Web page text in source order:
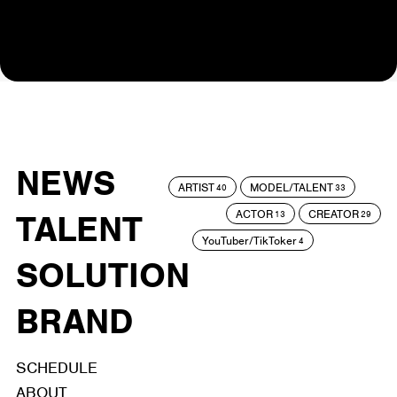
NEWS
TALENT
SOLUTION
BRAND
ARTIST40 MODEL/TALENT33
ACTOR 13 CREATOR29
YouTuber/TikToker4
SCHEDULE
ABOUT